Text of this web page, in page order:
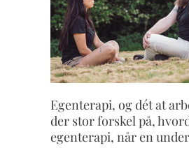
Egenterapi, og dét at
der stor forskel på,
egenterapi, når en